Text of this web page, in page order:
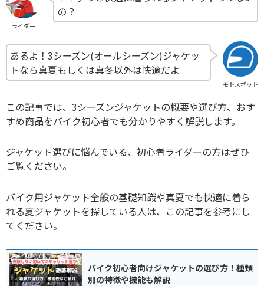
ライダー
の？
モトスポット
あるよ！3シーズン(オールシーズン)ジャケッ
トなら真夏もしくは真冬以外は快適だよ
この記事では、3シーズンジャケットの概要や選び方、おす
すめ商品をバイク初心者でも分かりやすく解説します。
ジャケット選びに悩んでいる、初心者ライダーの方はぜひ
ご覧ください。
バイク用ジャケット全般の基礎知識や真夏でも快適に着ら
れる夏ジャケットを探している人は、この記事を参考にし
てください。
バイク初心者向けジャケットの選び方！種類
別の特徴や機能も解説